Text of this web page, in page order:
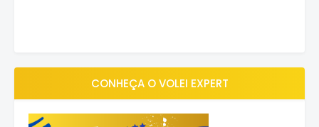
CONHEÇA O VOLEI EXPERT